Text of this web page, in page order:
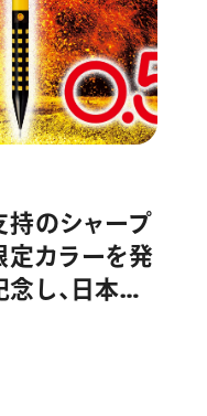
のシャープ
定カラーを発
し、日本全